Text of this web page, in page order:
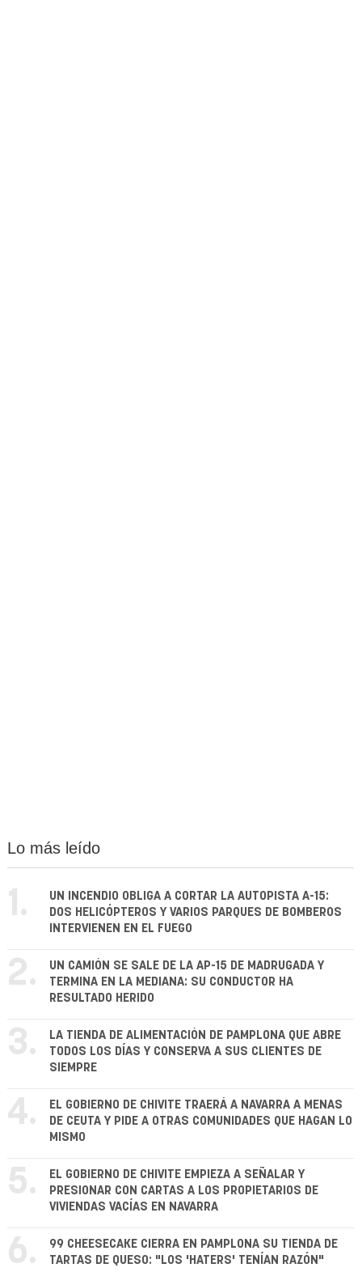
Lo más leído
1.
UN INCENDIO OBLIGA A CORTAR LA AUTOPISTA A-15:
DOS HELICÓPTEROS Y VARIOS PARQUES DE BOMBEROS
INTERVIENEN EN EL FUEGO
2.
UN CAMIÓN SE SALE DE LA AP-15 DE MADRUGADA Y
TERMINA EN LA MEDIANA: SU CONDUCTOR HA
RESULTADO HERIDO
3.
LA TIENDA DE ALIMENTACIÓN DE PAMPLONA QUE ABRE
TODOS LOS DÍAS Y CONSERVA A SUS CLIENTES DE
SIEMPRE
4.
EL GOBIERNO DE CHIVITE TRAERÁ A NAVARRA A MENAS
DE CEUTA Y PIDE A OTRAS COMUNIDADES QUE HAGAN LO
MISMO
5.
EL GOBIERNO DE CHIVITE EMPIEZA A SEÑALAR Y
PRESIONAR CON CARTAS A LOS PROPIETARIOS DE
VIVIENDAS VACÍAS EN NAVARRA
6.
99 CHEESECAKE CIERRA EN PAMPLONA SU TIENDA DE
TARTAS DE QUESO: "LOS 'HATERS' TENÍAN RAZÓN"